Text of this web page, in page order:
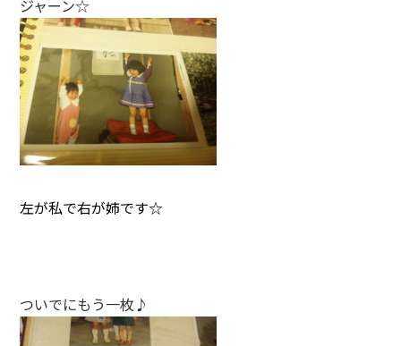
ジャーン☆
左が私で右が姉です☆
ついでにもう一枚♪